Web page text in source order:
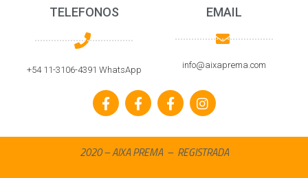
TELEFONOS
+54 11-3106-4391 WhatsApp
EMAIL
info@aixaprema.com
2020 – AIXA PREMA – REGISTRADA